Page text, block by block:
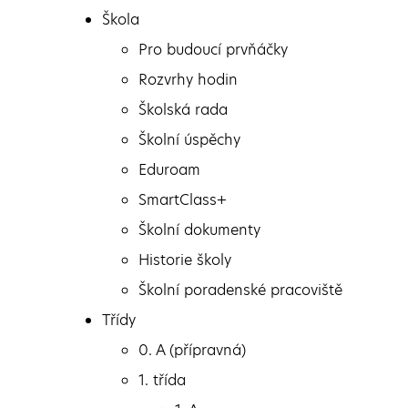
Přejít k obsahu
Pro budoucí prvňáčky
Rozvrhy hodin
Školská rada
Školní úspěchy
Eduroam
SmartClass+
Školní dokumenty
Historie školy
Škola
Pro budoucí prvňáčky
Rozvrhy hodin
Školská rada
Školní úspěchy
Eduroam
SmartClass+
Školní dokumenty
Historie školy
Školní poradenské pracoviště
Třídy
0. A (přípravná)
1. třída
Přivítání prvňáčků
Přivítání prvňáčků